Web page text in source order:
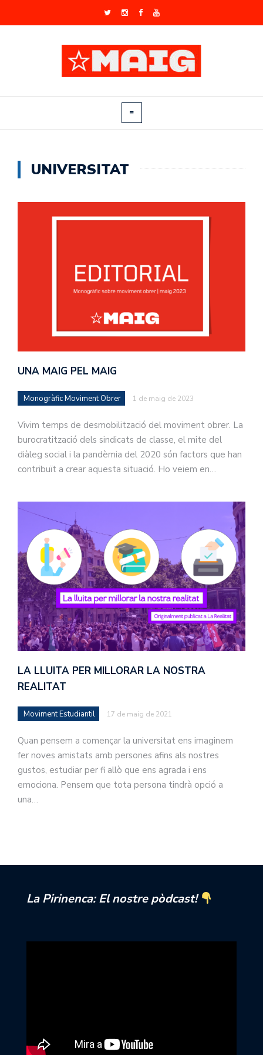
UNIVERSITAT
UNA MAIG PEL MAIG
Monogràfic Moviment Obrer 1 de maig de 2023
Vivim temps de desmobilització del moviment obrer. La
burocratització dels sindicats de classe, el mite del
diàleg social i la pandèmia del 2020 són factors que han
contribuït a crear aquesta situació. Ho veiem en…
LA LLUITA PER MILLORAR LA NOSTRA
REALITAT
Moviment Estudiantil 17 de maig de 2021
Quan pensem a començar la universitat ens imaginem
fer noves amistats amb persones afins als nostres
gustos, estudiar per fi allò que ens agrada i ens
emociona. Pensem que tota persona tindrà opció a
una…
La Pirinenca: El nostre pòdcast!